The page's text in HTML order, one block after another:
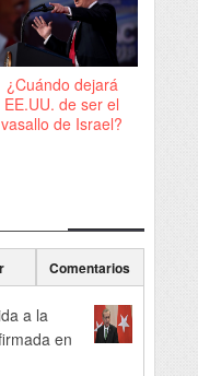
¿Cuándo dejará
EE.UU. de ser el
vasallo de Israel?
Comentarios
a la
en